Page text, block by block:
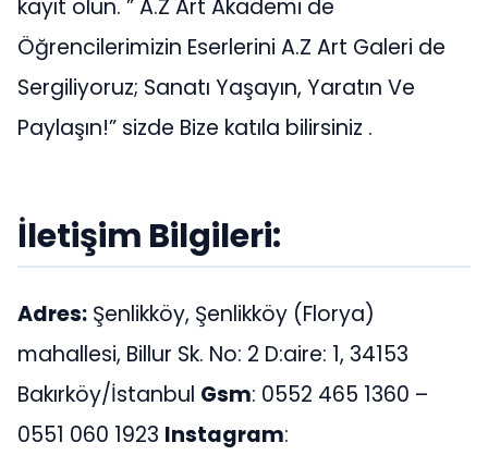
kayıt olun. ” A.Z Art Akademi de
Öğrencilerimizin Eserlerini A.Z Art Galeri de
Sergiliyoruz; Sanatı Yaşayın, Yaratın Ve
Paylaşın!” sizde Bize katıla bilirsiniz .
İletişim Bilgileri:
Adres: Şenlikköy, Şenlikköy (Florya)
mahallesi, Billur Sk. No: 2 D:aire: 1, 34153
Bakırköy/İstanbul Gsm: 0552 465 1360 –
0551 060 1923 Instagram: